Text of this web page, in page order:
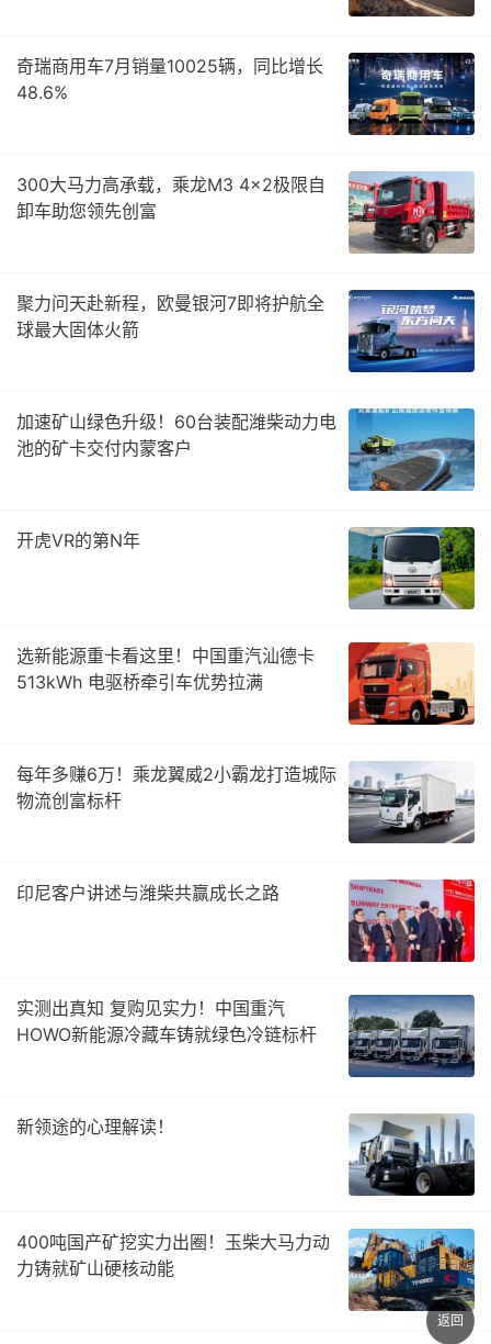
奇瑞商用车7月销量10025辆，同比增长
48.6%
300大马力高承载，乘龙M3 4×2极限自
卸车助您领先创富
聚力问天赴新程，欧曼银河7即将护航全
球最大固体火箭
加速矿山绿色升级！60台装配潍柴动力电
池的矿卡交付内蒙客户
开虎VR的第N年
选新能源重卡看这里！中国重汽汕德卡
513kWh 电驱桥牵引车优势拉满
每年多赚6万！乘龙翼威2小霸龙打造城际
物流创富标杆
印尼客户讲述与潍柴共赢成长之路
实测出真知 复购见实力！中国重汽
HOWO新能源冷藏车铸就绿色冷链标杆
新领途的心理解读！
400吨国产矿挖实力出圈！玉柴大马力动
力铸就矿山硬核动能
返回